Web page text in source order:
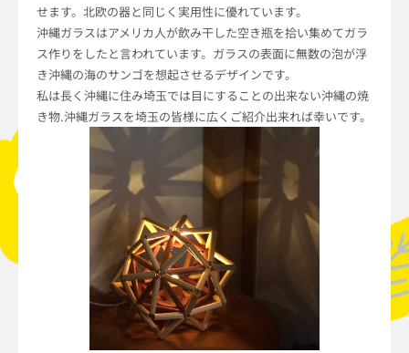
せます。北欧の器と同じく実用性に優れています。
沖縄ガラスはアメリカ人が飲み干した空き瓶を拾い集めてガラ
ス作りをしたと言われています。ガラスの表面に無数の泡が浮
き沖縄の海のサンゴを想起させるデザインです。
私は長く沖縄に住み埼玉では目にすることの出来ない沖縄の焼
き物.沖縄ガラスを埼玉の皆様に広くご紹介出来れば幸いです。